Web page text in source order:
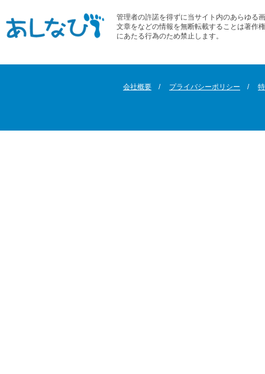
管理者の許諾を得ずに当サイト内のあらゆる
文章をなどの情報を無断転載することは著作
にあたる行為のため禁止します。
会社概要 プライバシーポリシー